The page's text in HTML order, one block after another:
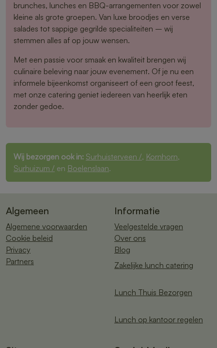
brunches, lunches en BBQ-arrangementen voor zowel
kleine als grote groepen. Van luxe broodjes en verse
salades tot sappige gegrilde specialiteiten – wij
stemmen alles af op jouw wensen.
Met een passie voor smaak en kwaliteit brengen wij
culinaire beleving naar jouw evenement. Of je nu een
informele bijeenkomst organiseert of een groot feest,
met onze catering geniet iedereen van heerlijk eten
zonder gedoe.
Wij bezorgen ook in: Surhuisterveen /, Kornhorn,
Surhuizum / en Boelenslaan.
Algemeen
Algemene voorwaarden
Cookie beleid
Privacy
Partners
Informatie
Veelgestelde vragen
Over ons
Blog
Zakelijke lunch catering
Lunch Thuis Bezorgen
Lunch op kantoor regelen